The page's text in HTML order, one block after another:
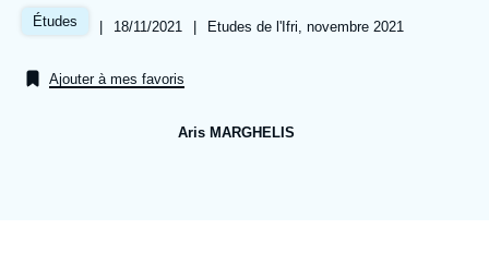
À propos de l'Ifri Recherches fréquentes
Études |
Date
publication
18/11/2021 | Références
Etudes de l'Ifri, novembre 2021
Ajouter à mes favoris
Aris MARGHELIS